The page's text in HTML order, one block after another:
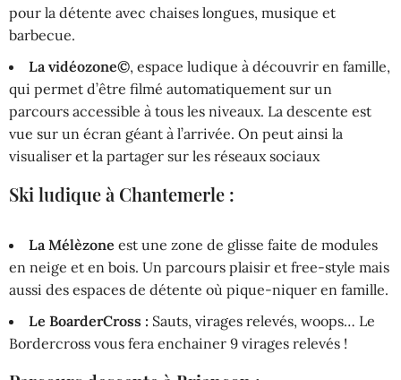
pour la détente avec chaises longues, musique et
barbecue.
La vidéozone©, espace ludique à découvrir en famille,
qui permet d’être filmé automatiquement sur un
parcours accessible à tous les niveaux. La descente est
vue sur un écran géant à l’arrivée. On peut ainsi la
visualiser et la partager sur les réseaux sociaux
Ski ludique à Chantemerle :
La Mélèzone est une zone de glisse faite de modules
en neige et en bois. Un parcours plaisir et free-style mais
aussi des espaces de détente où pique-niquer en famille.
Le BoarderCross : Sauts, virages relevés, woops… Le
Bordercross vous fera enchainer 9 virages relevés !